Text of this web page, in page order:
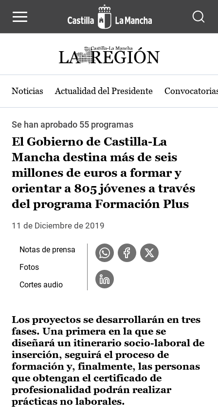
Noticias Actualidad del Presidente
Se han aprobado 55 programas
El Gobierno de Castilla-La
Mancha destina más de seis
millones de euros a formar y
orientar a 805 jóvenes a través
del programa Formación Plus
11 de Diciembre de 2019
Los proyectos se desarrollarán en tres
fases. Una primera en la que se
diseñará un itinerario socio-laboral de
inserción, seguirá el proceso de
formación y, finalmente, las personas
que obtengan el certificado de
profesionalidad podrán realizar
prácticas no laborales.
Notas de prensa
Fotos
Cortes audio